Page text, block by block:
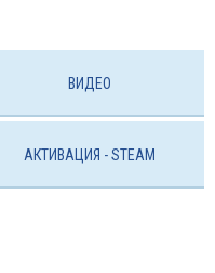
ВИДЕО
АКТИВАЦИЯ - STEAM